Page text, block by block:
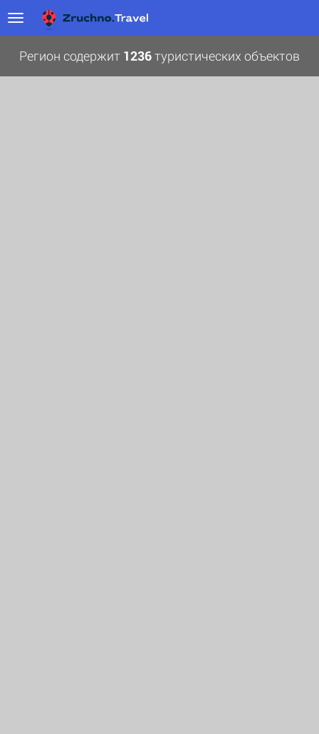
Регион содержит 1236туристических объектов